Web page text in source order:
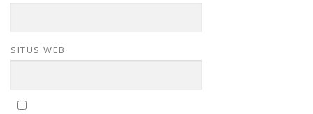
SITUS WEB